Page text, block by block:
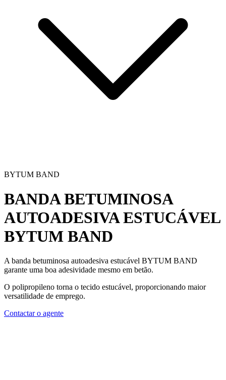
BYTUM BAND
BANDA BETUMINOSA
AUTOADESIVA ESTUCÁVEL
BYTUM BAND
Abanda betuminosa autoadesiva estucável BYTUM BAND
garante uma boa adesividade mesmo em betão.
O polipropileno torna o tecido estucável, proporcionando maior
versatilidade de emprego.
Contactar o agente